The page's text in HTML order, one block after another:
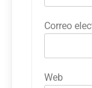
Correo
Web